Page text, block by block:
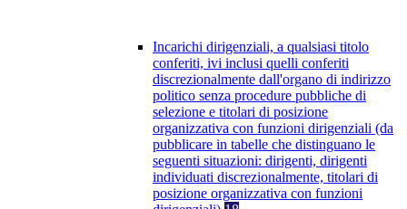
Incarichi dirigenziali, a qualsiasi titolo
conferiti, ivi inclusi quelli conferiti
discrezionalmente dall'organo di indirizzo
politico senza procedure pubbliche di
selezione e titolari di posizione
organizzativa con funzioni dirigenziali (da
pubblicare in tabelle che distinguano le
seguenti situazioni: dirigenti, dirigenti
individuati discrezionalmente, titolari di
posizione organizzativa con funzioni